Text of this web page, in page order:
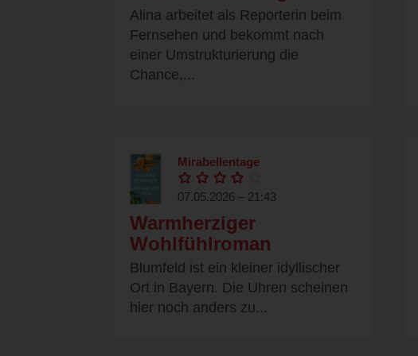
Alina arbeitet als Reporterin beim
Fernsehen und bekommt nach
einer Umstrukturierung die
Chance,...
Mirabellentage
07.05.2026 – 21:43
Warmherziger
Wohlfühlroman
Blumfeld ist ein kleiner idyllischer
Ort in Bayern. Die Uhren scheinen
hier noch anders zu...